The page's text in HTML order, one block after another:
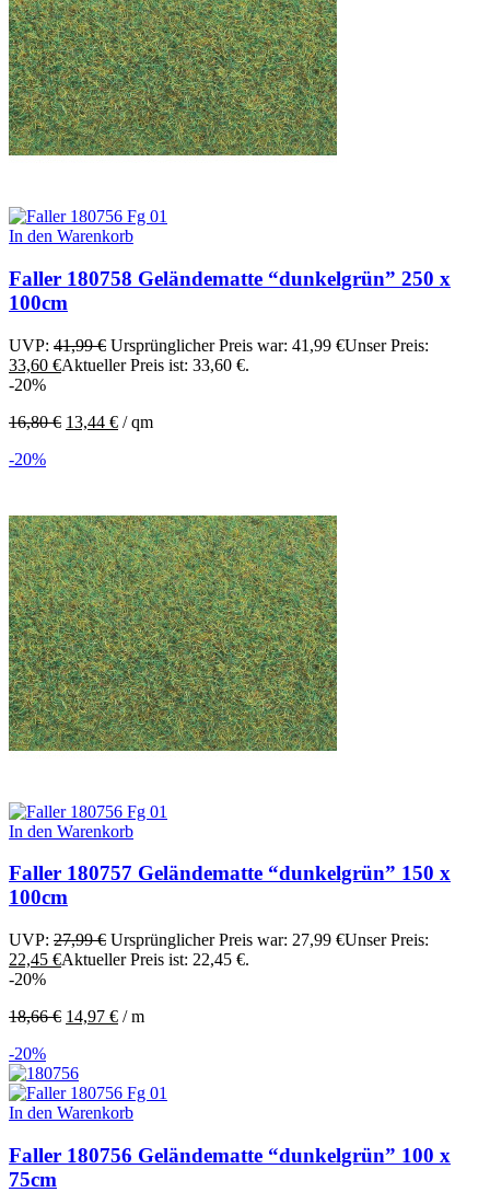
In den Warenkorb
Faller 180758 Geländematte “dunkelgrün” 250 x
100cm
UVP: 41,99€ Ursprünglicher Preis war: 41,99 €Unser Preis:
33,60 €Aktueller Preis ist: 33,60 €.
-20%
16,80€ 13,44 € /qm
-20%
In den Warenkorb
Faller 180757 Geländematte “dunkelgrün” 150 x
100cm
UVP: 27,99€ Ursprünglicher Preis war: 27,99 €Unser Preis:
22,45 €Aktueller Preis ist: 22,45 €.
-20%
18,66€ 14,97 € /m
-20%
In den Warenkorb
Faller 180756 Geländematte “dunkelgrün” 100 x
75cm